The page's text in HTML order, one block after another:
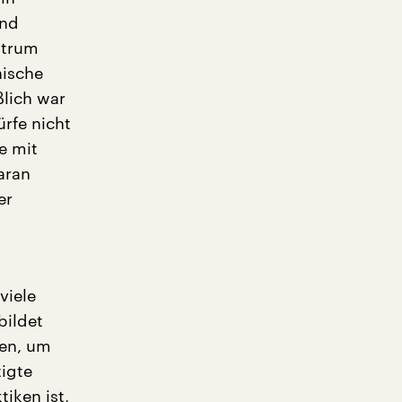
war
nicht
mit
um
ist,